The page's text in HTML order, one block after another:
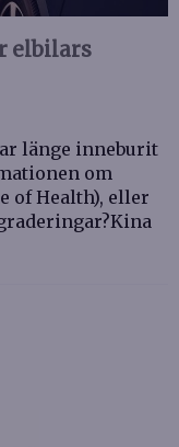
elbilars
länge inneburit
om
of Health), eller